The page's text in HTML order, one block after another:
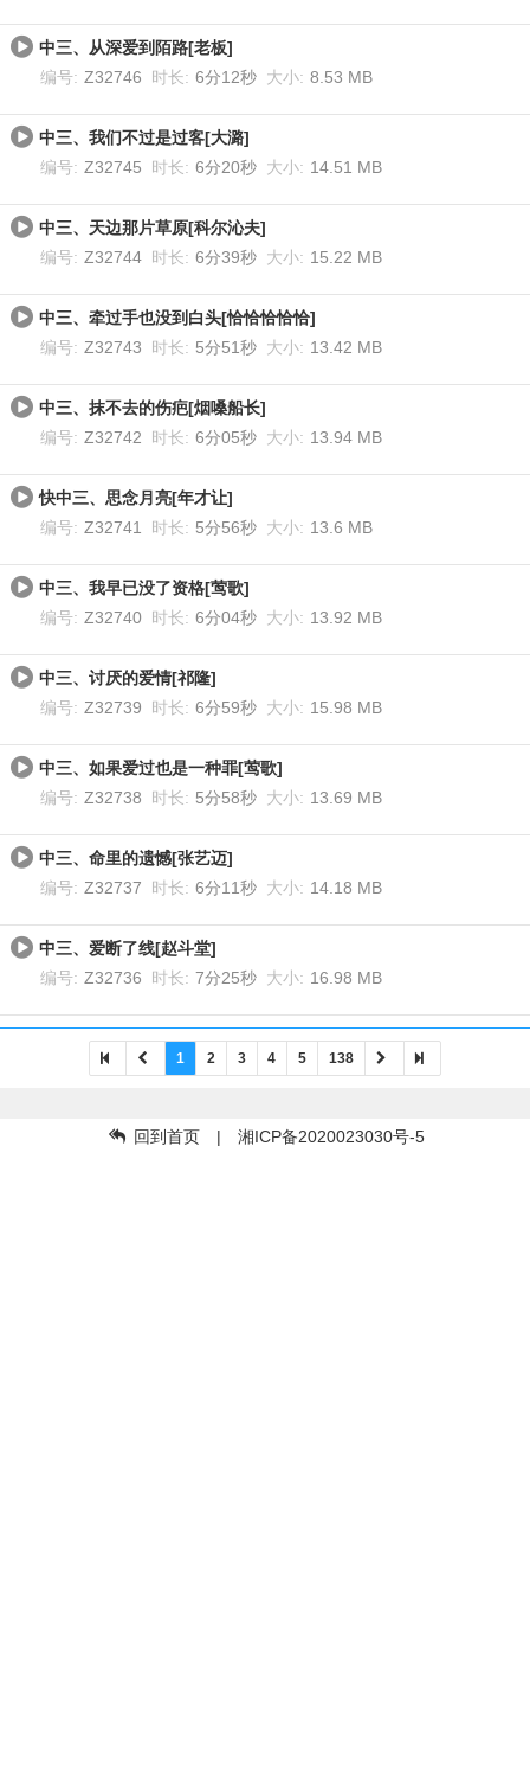
中三、从深爱到陌路[老板]
编号: Z32746 时长: 6分12秒 大小: 8.53 MB
中三、我们不过是过客[大潞]
编号: Z32745 时长: 6分20秒 大小: 14.51 MB
中三、天边那片草原[科尔沁夫]
编号: Z32744 时长: 6分39秒 大小: 15.22 MB
中三、牵过手也没到白头[恰恰恰恰恰]
编号: Z32743 时长: 5分51秒 大小: 13.42 MB
中三、抹不去的伤疤[烟嗓船长]
编号: Z32742 时长: 6分05秒 大小: 13.94 MB
快中三、思念月亮[年才让]
编号: Z32741 时长: 5分56秒 大小: 13.6 MB
中三、我早已没了资格[莺歌]
编号: Z32740 时长: 6分04秒 大小: 13.92 MB
中三、讨厌的爱情[祁隆]
编号: Z32739 时长: 6分59秒 大小: 15.98 MB
中三、如果爱过也是一种罪[莺歌]
编号: Z32738 时长: 5分58秒 大小: 13.69 MB
中三、命里的遗憾[张艺迈]
编号: Z32737 时长: 6分11秒 大小: 14.18 MB
中三、爱断了线[赵斗堂]
编号: Z32736 时长: 7分25秒 大小: 16.98 MB
1 2 3 4 5 138
回到首页| 湘ICP备2020023030号-5